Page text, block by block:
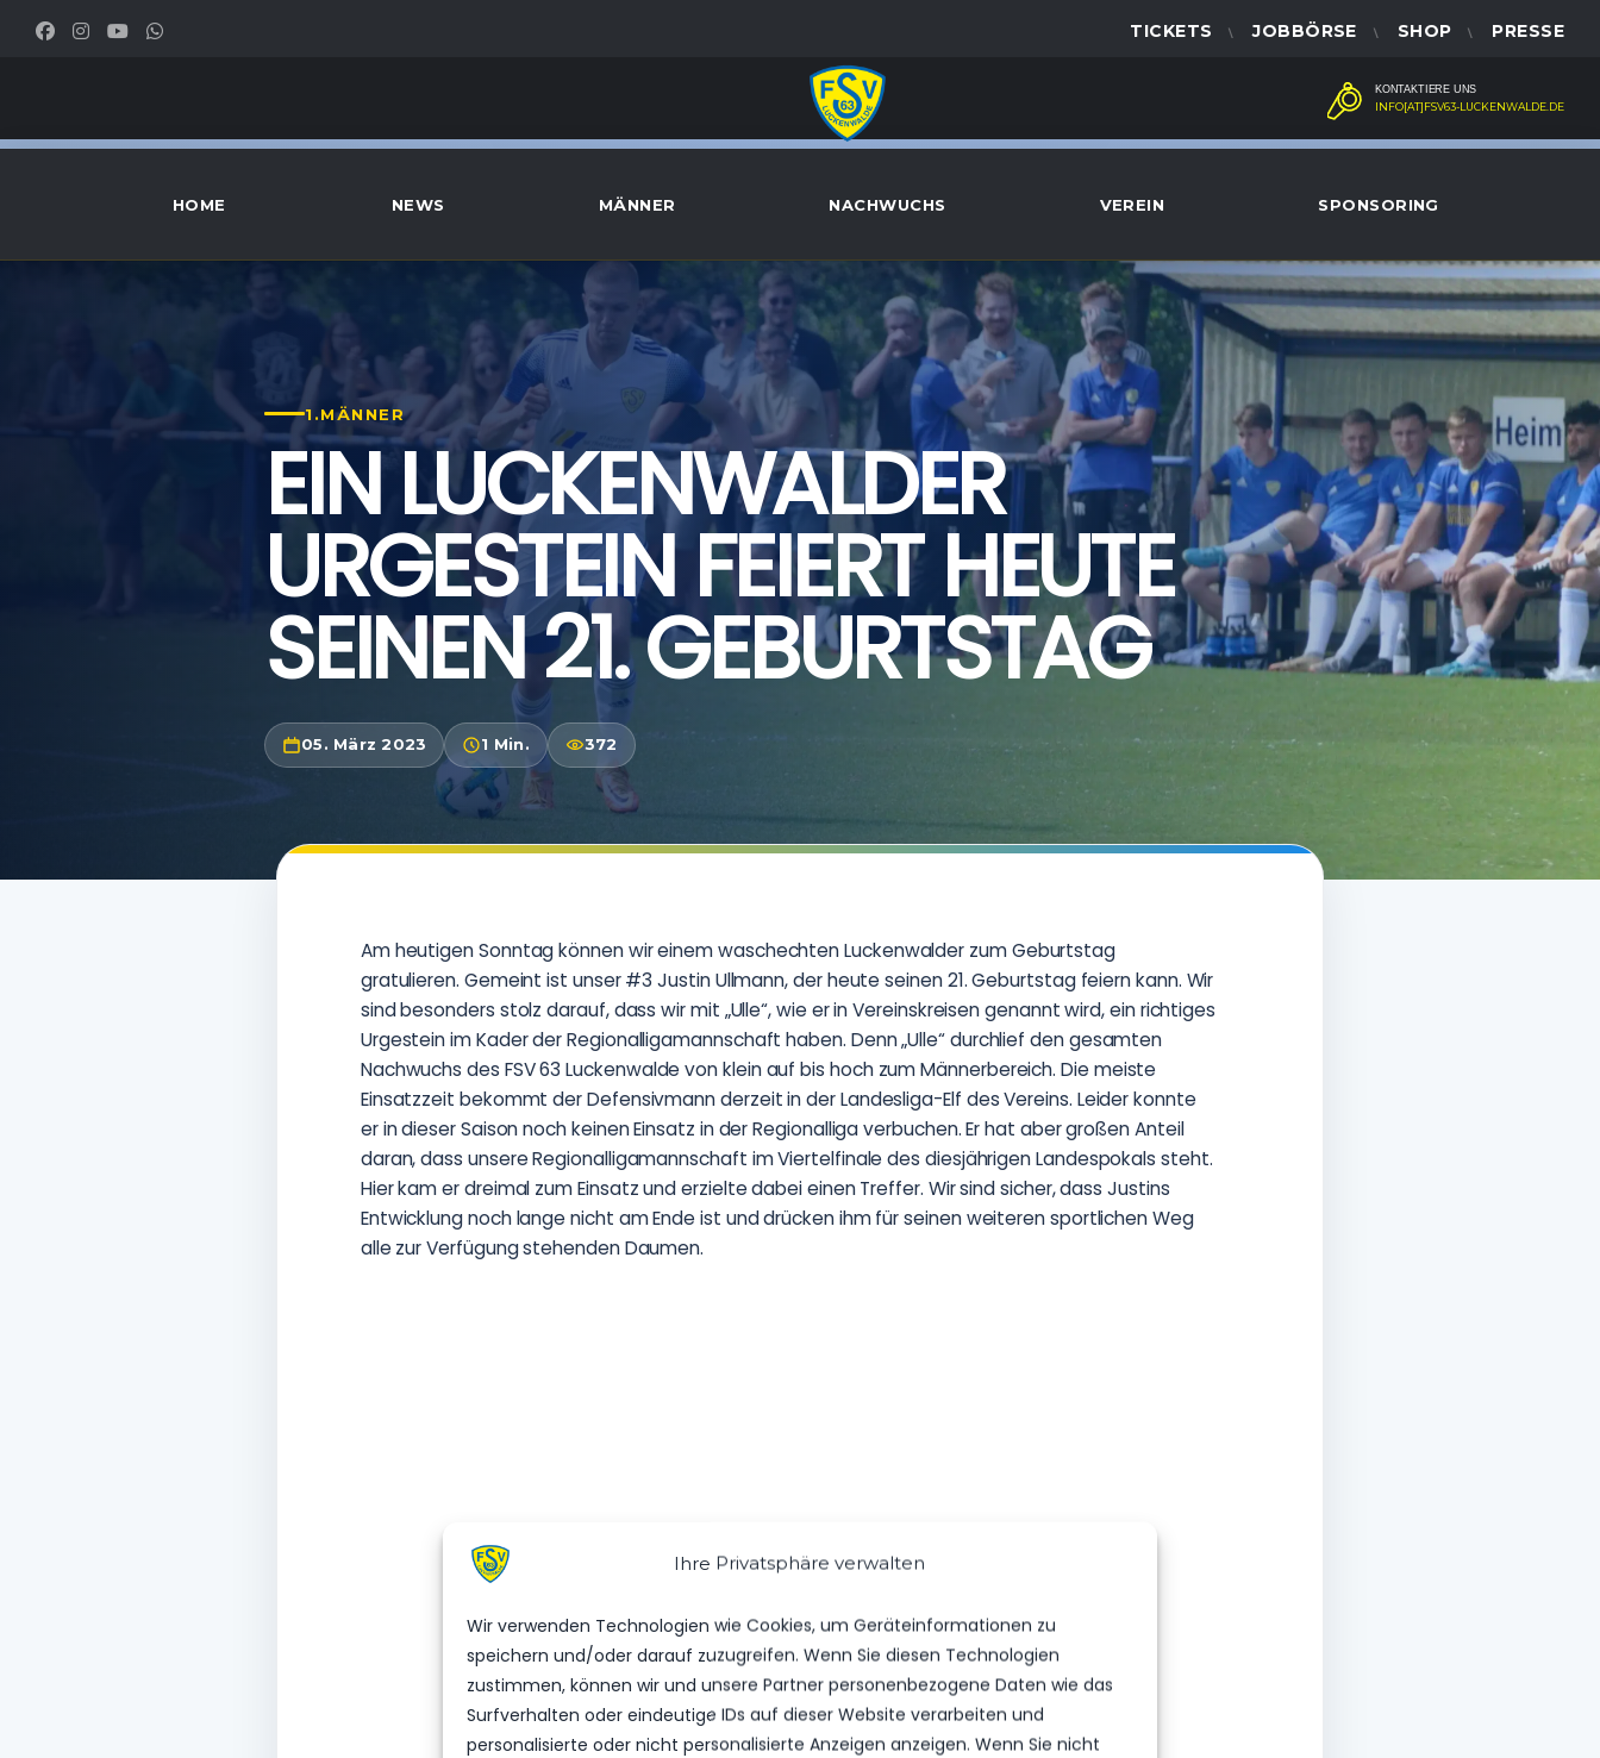
Ihre Privatsphäre verwalten
Wir verwenden Technologien wie Cookies, um Geräteinformationen zu
speichern und/oder darauf zuzugreifen. Wenn Sie diesen Technologien
zustimmen, können wir und unsere Partner personenbezogene Daten wie das
Surfverhalten oder eindeutige IDs auf dieser Website verarbeiten und
personalisierte oder nicht personalisierte Anzeigen anzeigen. Wenn Sie nicht
TICKETS JOBBÖRSE SHOP PRESSE
KONTAKTIERE UNS
INFO[AT]FSV63-LUCKENWALDE.DE
HOME NEWS MÄNNER NACHWUCHS VEREIN SPONSORING
1.MÄNNER
EIN LUCKENWALDER
URGESTEIN FEIERT HEUTE
SEINEN 21. GEBURTSTAG
05. März 2023 1 Min. 372
Am heutigen Sonntag können wir einem waschechten Luckenwalder zum Geburtstag
gratulieren. Gemeint ist unser #3 Justin Ullmann, der heute seinen 21. Geburtstag feiern kann. Wir
sind besonders stolz darauf, dass wir mit „Ulle“, wie er in Vereinskreisen genannt wird, ein richtiges
Urgestein im Kader der Regionalligamannschaft haben. Denn „Ulle“ durchlief den gesamten
Nachwuchs des FSV 63 Luckenwalde von klein auf bis hoch zum Männerbereich. Die meiste
Einsatzzeit bekommt der Defensivmann derzeit in der Landesliga-Elf des Vereins. Leider konnte
er in dieser Saison noch keinen Einsatz in der Regionalliga verbuchen. Er hat aber großen Anteil
daran, dass unsere Regionalligamannschaft im Viertelfinale des diesjährigen Landespokals steht.
Hier kam er dreimal zum Einsatz und erzielte dabei einen Treffer. Wir sind sicher, dass Justins
Entwicklung noch lange nicht am Ende ist und drücken ihm für seinen weiteren sportlichen Weg
alle zur Verfügung stehenden Daumen.